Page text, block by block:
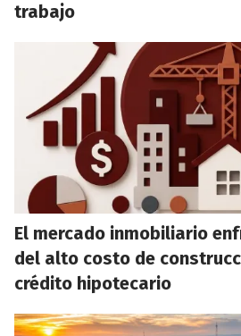
trabajo
El mercado inmobiliario
del alto costo de
crédito hipotecario